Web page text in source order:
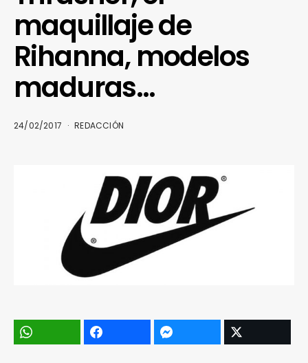
maquillaje de
Rihanna, modelos
maduras…
24/02/2017 REDACCIÓN